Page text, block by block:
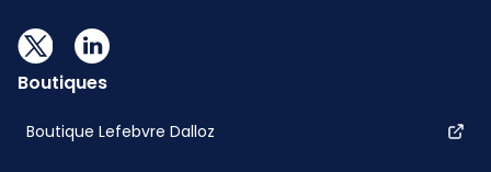
Boutiques
Boutique Lefebvre Dalloz